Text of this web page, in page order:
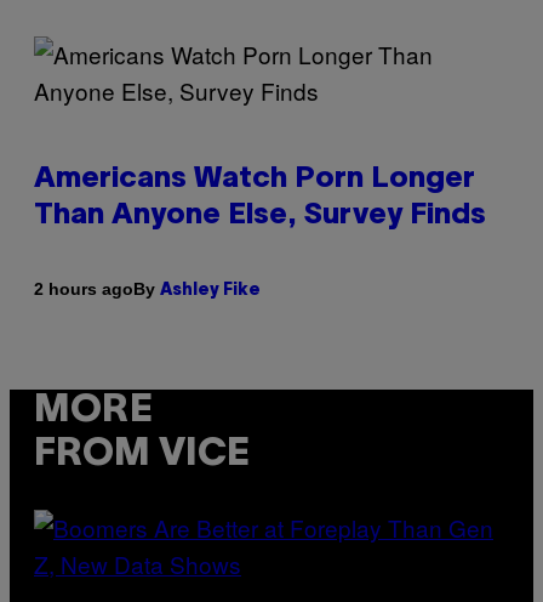
Americans Watch Porn Longer
Than Anyone Else, Survey Finds
2 hours agoBy Ashley Fike
MORE
FROM VICE